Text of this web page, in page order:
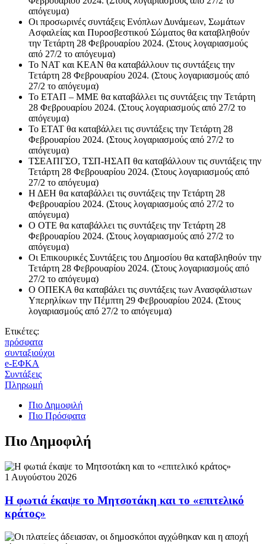
απόγευμα)
Οι προσωρινές συντάξεις Ενόπλων Δυνάμεων, Σωμάτων
Ασφαλείας και Πυροσβεστικού Σώματος θα καταβληθούν
την Τετάρτη 28 Φεβρουαρίου 2024. (Στους λογαριασμούς
από 27/2 το απόγευμα)
Το ΝΑΤ και ΚΕΑΝ θα καταβάλλουν τις συντάξεις την
Τετάρτη 28 Φεβρουαρίου 2024. (Στους λογαριασμούς από
27/2 το απόγευμα)
Το ΕΤΑΠ – ΜΜΕ θα καταβάλλει τις συντάξεις την Τετάρτη
28 Φεβρουαρίου 2024. (Στους λογαριασμούς από 27/2 το
απόγευμα)
Το ΕΤΑΤ θα καταβάλλει τις συντάξεις την Τετάρτη 28
Φεβρουαρίου 2024. (Στους λογαριασμούς από 27/2 το
απόγευμα)
ΤΣΕΑΠΓΣΟ, ΤΣΠ-ΗΣΑΠ θα καταβάλλουν τις συντάξεις την
Τετάρτη 28 Φεβρουαρίου 2024. (Στους λογαριασμούς από
27/2 το απόγευμα)
Η ΔΕΗ θα καταβάλλει τις συντάξεις την Τετάρτη 28
Φεβρουαρίου 2024. (Στους λογαριασμούς από 27/2 το
απόγευμα)
Ο ΟΤΕ θα καταβάλλει τις συντάξεις την Τετάρτη 28
Φεβρουαρίου 2024. (Στους λογαριασμούς από 27/2 το
απόγευμα)
Οι Επικουρικές Συντάξεις του Δημοσίου θα καταβληθούν την
Τετάρτη 28 Φεβρουαρίου 2024. (Στους λογαριασμούς από
27/2 το απόγευμα)
Ο ΟΠΕΚΑ θα καταβάλει τις συντάξεις των Ανασφάλιστων
Υπερηλίκων την Πέμπτη 29 Φεβρουαρίου 2024. (Στους
λογαριασμούς από 27/2 το απόγευμα)
Ετικέτες:
πρόσφατα
συνταξιούχοι
e-ΕΦΚΑ
Συντάξεις
Πληρωμή
Πιο Δημοφιλή
Πιο Πρόσφατα
Πιο Δημοφιλή
1 Αυγούστου 2026
Η φωτιά έκαψε το Μητσοτάκη και το «επιτελικό
κράτος»